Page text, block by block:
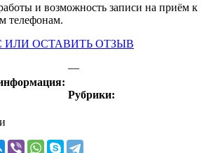
и возможность записи на приём к
телефонам.
ИЛИ ОСТАВИТЬ ОТЗЫВ
—
Рубрики: